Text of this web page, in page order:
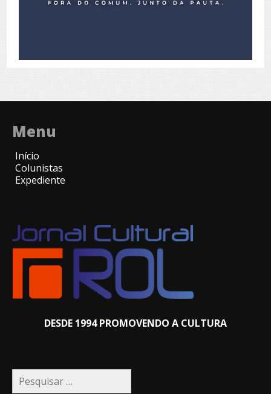
Menu
Início
Colunistas
Expediente
DESDE 1994 PROMOVENDO A CULTURA
Pesquisar
por: